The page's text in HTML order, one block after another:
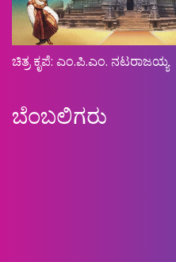
ಚಿತ್ರ ಕೃಪೆ: ಎಂ.ಪಿ.ಎಂ. ನಟರಾಜಯ್ಯ
ಬೆಂಬಲಿಗರು